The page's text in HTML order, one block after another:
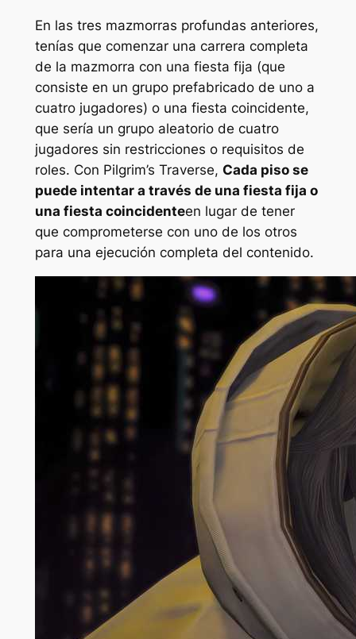
En las tres mazmorras profundas anteriores,
tenías que comenzar una carrera completa
de la mazmorra con una fiesta fija (que
consiste en un grupo prefabricado de uno a
cuatro jugadores) o una fiesta coincidente,
que sería un grupo aleatorio de cuatro
jugadores sin restricciones o requisitos de
roles. Con Pilgrim’s Traverse, Cada piso se
puede intentar a través de una fiesta fija o
una fiesta coincidenteen lugar de tener
que comprometerse con uno de los otros
para una ejecución completa del contenido.